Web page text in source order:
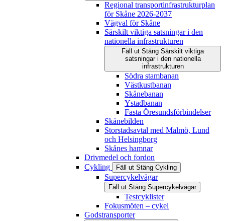
Regional transportinfrastrukturplan
för Skåne 2026-2037
Vägval för Skåne
Särskilt viktiga satsningar i den
nationella infrastrukturen
Fäll ut Stäng Särskilt viktiga
satsningar i den nationella
infrastrukturen
Södra stambanan
Västkustbanan
Skånebanan
Ystadbanan
Fasta Öresundsförbindelser
Skånebilden
Storstadsavtal med Malmö, Lund
och Helsingborg
Skånes hamnar
Drivmedel och fordon
Cykling
Fäll ut Stäng Cykling
Supercykelvägar
Fäll ut Stäng Supercykelvägar
Testcyklister
Fokusmöten – cykel
Godstransporter